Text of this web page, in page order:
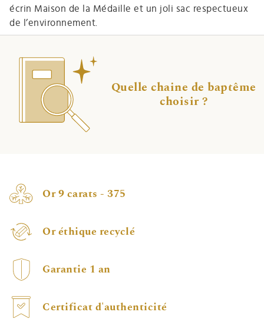
écrin Maison de la Médaille et un joli sac respectueux
de l’environnement.
Quelle chaine de baptême
choisir ?
Or 9 carats - 375
Or éthique recyclé
Garantie 1 an
Certificat d'authenticité